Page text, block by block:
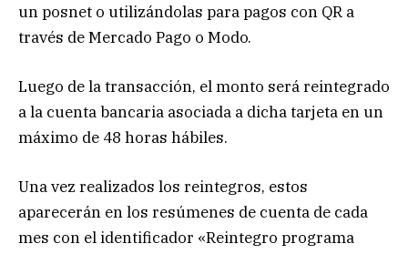
un posnet o utilizándolas para pagos con QR a
través de Mercado Pago o Modo.
Luego de la transacción, el monto será reintegrado
a la cuenta bancaria asociada a dicha tarjeta en un
máximo de 48 horas hábiles.
Una vez realizados los reintegros, estos
aparecerán en los resúmenes de cuenta de cada
mes con el identificador «Reintegro programa